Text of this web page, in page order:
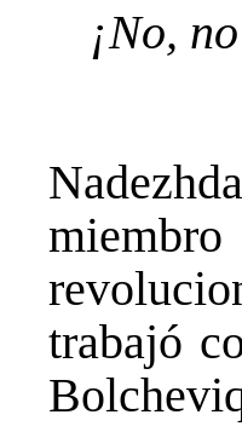
¡No,
miembro
trabajó